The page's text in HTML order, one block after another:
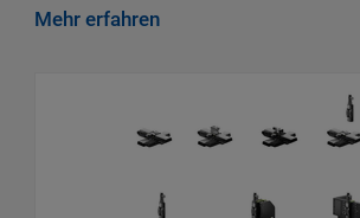
Mehr erfahren